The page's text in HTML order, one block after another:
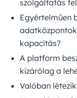
szolgáltatás
Egyértelműen
kapacitás?
A platform
kizárólag a
Valóban